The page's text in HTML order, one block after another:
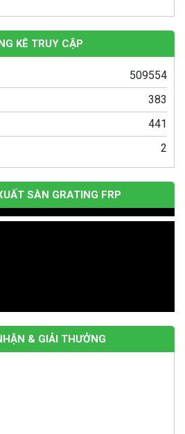
Lý Nước Thải Gia Đình
KÊ TRUY CẬP
509554
383
441
2
SÀN GRATING FRP
& GIẢI THƯỞNG